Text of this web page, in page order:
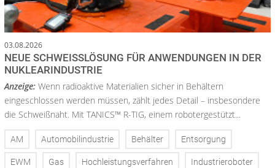
03.08.2026
NEUE SCHWEISSLÖSUNG FÜR ANWENDUNGEN IN DER N
UKLEARINDUSTRIE
Anzeige: Wenn radioaktive Materialien sicher in Behältern
eingeschlossen werden müssen, zählt jedes Detail – insbesondere
die Schweißnaht. Mit TANICS™ R-TIG, einem robotergestützt...
AM Automobilindustrie Behälter Entsorgung
EWM Gas Hochleistungsverfahren Industrieroboter